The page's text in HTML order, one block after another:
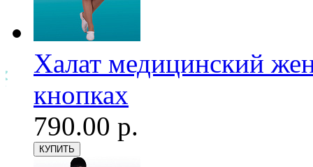
Халат медицинский
кнопках
790.00 р.